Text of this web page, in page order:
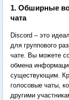
1. Обширные
чата
Discord – это
для группового
чате. Вы можете
обмена
существующим.
голосовые чаты,
другими